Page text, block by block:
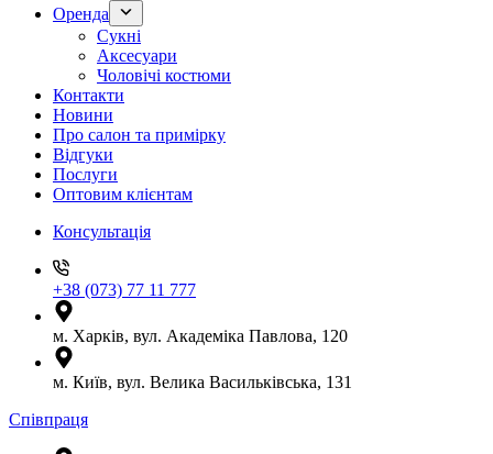
Оренда
Сукні
Аксесуари
Чоловічі костюми
Контакти
Новини
Про салон та примірку
Відгуки
Послуги
Оптовим клієнтам
Консультація
+38 (073) 77 11 777
м. Харків, вул. Академіка Павлова, 120
м. Київ, вул. Велика Васильківська, 131
Співпраця